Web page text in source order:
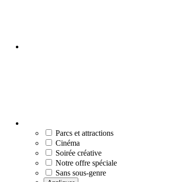
Parcs et attractions
Cinéma
Soirée créative
Notre offre spéciale
Sans sous-genre